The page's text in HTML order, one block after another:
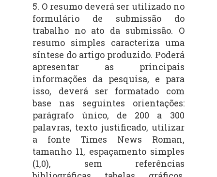
5. O resumo deverá ser utilizado no
formulário de submissão do
trabalho no ato da submissão. O
resumo simples caracteriza uma
síntese do artigo produzido. Poderá
apresentar as principais
informações da pesquisa, e para
isso, deverá ser formatado com
base nas seguintes orientações:
parágrafo único, de 200 a 300
palavras, texto justificado, utilizar
a fonte Times News Roman,
tamanho 11, espaçamento simples
(1,0), sem referências